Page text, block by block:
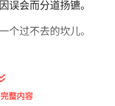
误会而分道扬镳。
个过不去的坎儿。
掉的初恋愈发让她牵
整内容